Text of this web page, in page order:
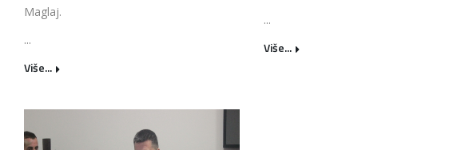
Maglaj.
...
Više...
...
Više...